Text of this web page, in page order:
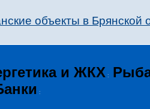
объекты в Брянской
и ЖКХ :
: